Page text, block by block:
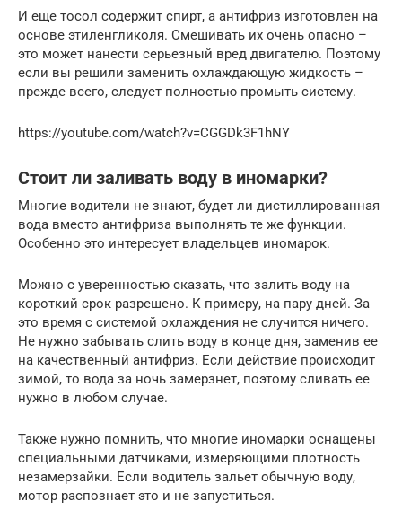
И еще тосол содержит спирт, а антифриз изготовлен на
основе этиленгликоля. Смешивать их очень опасно –
это может нанести серьезный вред двигателю. Поэтому
если вы решили заменить охлаждающую жидкость –
прежде всего, следует полностью промыть систему.
https://youtube.com/watch?v=CGGDk3F1hNY
Стоит ли заливать воду в иномарки?
Многие водители не знают, будет ли дистиллированная
вода вместо антифриза выполнять те же функции.
Особенно это интересует владельцев иномарок.
Можно с уверенностью сказать, что залить воду на
короткий срок разрешено. К примеру, на пару дней. За
это время с системой охлаждения не случится ничего.
Не нужно забывать слить воду в конце дня, заменив ее
на качественный антифриз. Если действие происходит
зимой, то вода за ночь замерзнет, поэтому сливать ее
нужно в любом случае.
Также нужно помнить, что многие иномарки оснащены
специальными датчиками, измеряющими плотность
незамерзайки. Если водитель зальет обычную воду,
мотор распознает это и не запуститься.